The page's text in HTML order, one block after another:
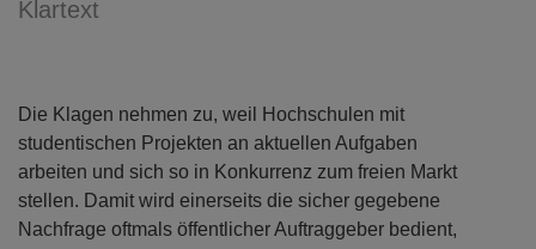
Klartext
Die Klagen nehmen zu, weil Hochschulen mit
studentischen Projekten an aktuellen Aufgaben
arbeiten und sich so in Konkurrenz zum freien Markt
stellen. Damit wird einerseits die sicher gegebene
Nachfrage oftmals öffentlicher Auftraggeber bedient,